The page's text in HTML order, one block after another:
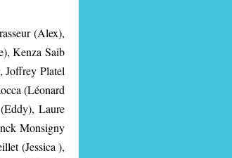
(Alex),
Kenza Saib
Joffrey Platel
(Léonard
Laure
Monsigny
(Jessica ),